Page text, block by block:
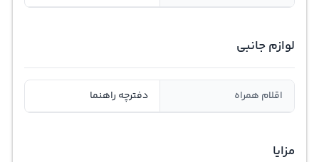
لوازم جانبی
اقلام همراه دفترچه راهنما
مزایا